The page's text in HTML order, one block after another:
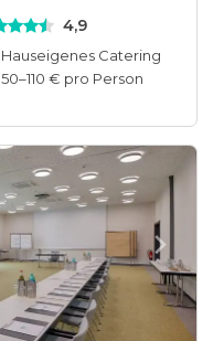
4,9
Hauseigenes Catering
50–110 € pro Person